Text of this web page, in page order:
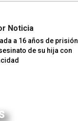
Noticia
a 16 años de prisión
de su hija con